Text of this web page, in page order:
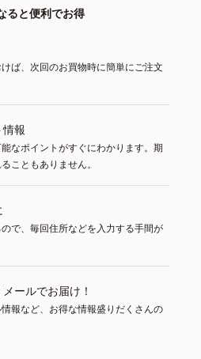
ると便利でお得
ば、次回のお買物時に簡単にご注文
情報
なポイントがすぐにわかります。期
こともありません。
で、毎回住所などを入力する手間が
ールでお届け！
報など、お得な情報盛りだくさんの